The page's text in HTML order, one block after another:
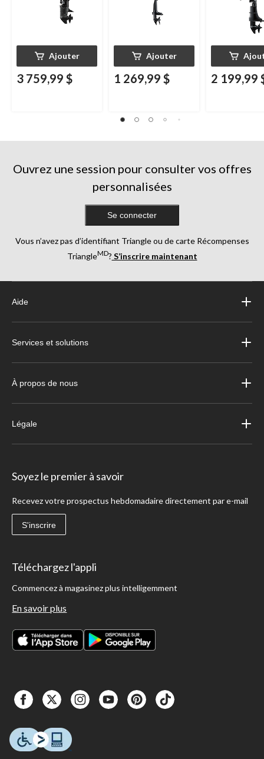
Ajouter
3 759,99 $
Ajouter
1 269,99 $ 2 199,99
Ouvrez une session pour consulter vos offres
personnalisées
Se connecter
Vous n’avez pas d’identifiant Triangle ou de carte Récompenses
TriangleMD? S’inscrire maintenant
Aide
Services et solutions
À propos de nous
Légale
Soyez le premier à savoir
Recevez votre prospectus hebdomadaire directement par e-mail
S'inscrire
Téléchargez l'appli
Commencez à magasinez plus intelligemment
En savoir plus